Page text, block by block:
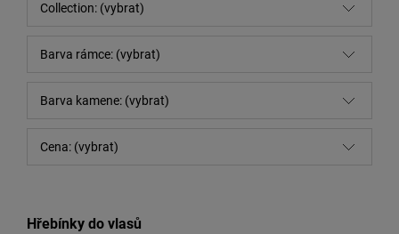
Collection: (vybrat)
Barva rámce: (vybrat)
Barva kamene: (vybrat)
Cena: (vybrat)
Hřebínky do vlasů